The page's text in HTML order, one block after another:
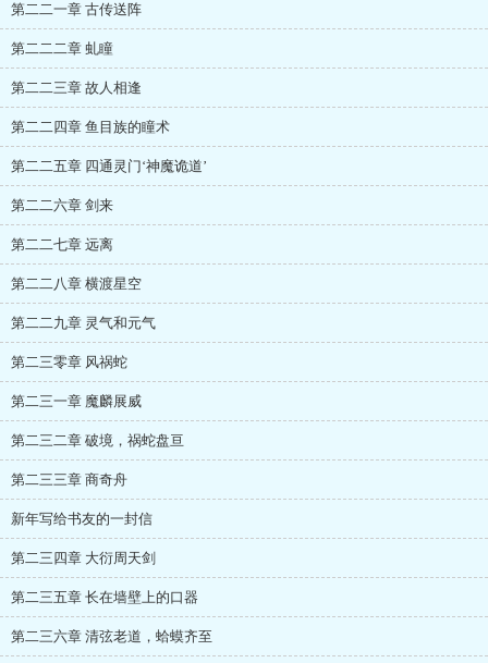
第二二一章 古传送阵
第二二二章 虬瞳
第二二三章 故人相逢
第二二四章 鱼目族的瞳术
第二二五章 四通灵门‘神魔诡道’
第二二六章 剑来
第二二七章 远离
第二二八章 横渡星空
第二二九章 灵气和元气
第二三零章 风祸蛇
第二三一章 魔麟展威
第二三二章 破境，祸蛇盘亘
第二三三章 商奇舟
新年写给书友的一封信
第二三四章 大衍周天剑
第二三五章 长在墙壁上的口器
第二三六章 清弦老道，蛤蟆齐至